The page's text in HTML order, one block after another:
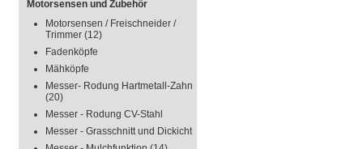
Motorsensen und Zubehör
Motorsensen / Freischneider /
Trimmer (12)
Fadenköpfe
Mähköpfe
Messer- Rodung Hartmetall-Zahn
(20)
Messer - Rodung CV-Stahl
Messer - Grasschnitt und Dickicht